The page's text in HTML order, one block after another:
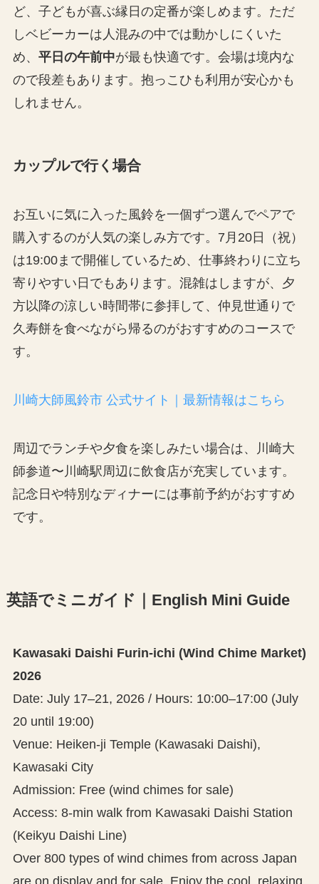
ど、子どもが喜ぶ縁日の定番が楽しめます。ただ
しベビーカーは人混みの中では動かしにくいた
め、 平日の午前中が最も快適です。会場は境内な
ので段差もあります。抱っこひも利用が安心かも
しれません。
カップルで行く場合
お互いに気に入った風鈴を一個ずつ選んでペアで
購入するのが人気の楽しみ方です。7月20日（祝）
は19:00まで開催しているため、仕事終わりに立ち
寄りやすい日でもあります。混雑はしますが、夕
方以降の涼しい時間帯に参拝して、仲見世通りで
久寿餅を食べながら帰るのがおすすめのコースで
す。
川崎大師風鈴市 公式サイト｜最新情報はこちら
周辺でランチや夕食を楽しみたい場合は、川崎大
師参道〜川崎駅周辺に飲食店が充実しています。
記念日や特別なディナーには事前予約がおすすめ
です。
英語でミニガイド｜English Mini Guide
Kawasaki Daishi Furin-ichi (Wind Chime Market)
2026
Date: July 17–21, 2026 / Hours: 10:00–17:00 (July
20 until 19:00)
Venue: Heiken-ji Temple (Kawasaki Daishi),
Kawasaki City
Admission: Free (wind chimes for sale)
Access: 8-min walk from Kawasaki Daishi Station
(Keikyu Daishi Line)
Over 800 types of wind chimes from across Japan